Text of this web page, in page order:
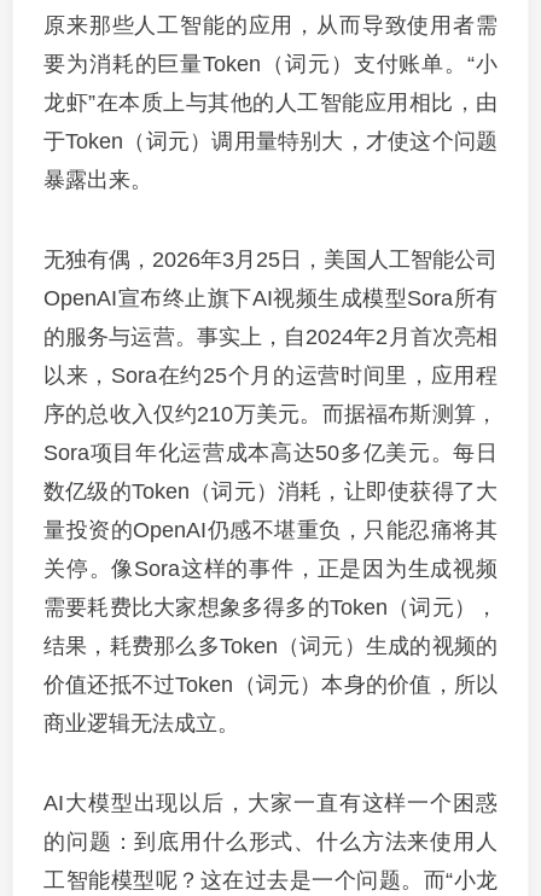
原来那些人工智能的应用，从而导致使用者需
要为消耗的巨量Token（词元）支付账单。“小
龙虾”在本质上与其他的人工智能应用相比，由
于Token（词元）调用量特别大，才使这个问题
暴露出来。
无独有偶，2026年3月25日，美国人工智能公司
OpenAI宣布终止旗下AI视频生成模型Sora所有
的服务与运营。事实上，自2024年2月首次亮相
以来，Sora在约25个月的运营时间里，应用程
序的总收入仅约210万美元。而据福布斯测算，
Sora项目年化运营成本高达50多亿美元。每日
数亿级的Token（词元）消耗，让即使获得了大
量投资的OpenAI仍感不堪重负，只能忍痛将其
关停。像Sora这样的事件，正是因为生成视频
需要耗费比大家想象多得多的Token（词元），
结果，耗费那么多Token（词元）生成的视频的
价值还抵不过Token（词元）本身的价值，所以
商业逻辑无法成立。
AI大模型出现以后，大家一直有这样一个困惑
的问题：到底用什么形式、什么方法来使用人
工智能模型呢？这在过去是一个问题。而“小龙